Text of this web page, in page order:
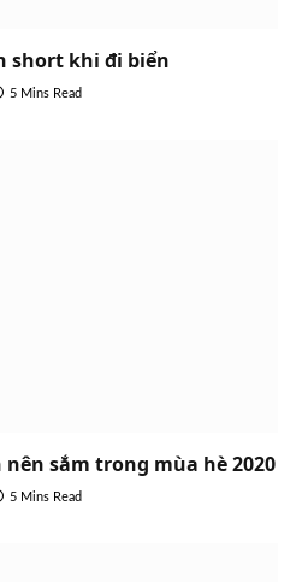
short khi đi biển
5 Mins Read
sắm trong mùa hè 2020
5 Mins Read